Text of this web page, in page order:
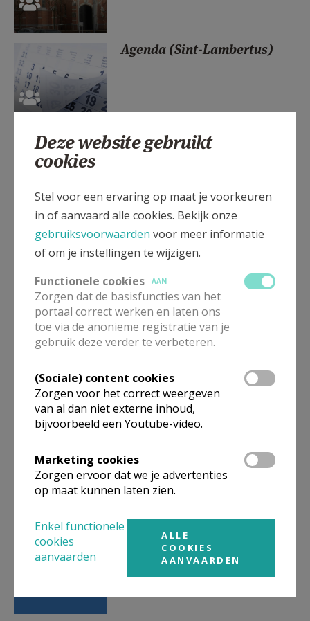
AANMELDEN OF REGISTREREN
Agenda (Sint-Lambertus)
Doopsel (Sint-Lambertus)
Eerste communie (Sint-
Lambertus)
Vormsel (Sint-Lambertus)
TV-mis van 12 april 2026
Deze website gebruikt
cookies
Stel voor een ervaring op maat je voorkeuren
in of aanvaard alle cookies. Bekijk onze
gebruiksvoorwaarden voor meer informatie
of om je instellingen te wijzigen.
Functionele cookies
AAN
Zorgen dat de basisfuncties van het
portaal correct werken en laten ons
toe via de anonieme registratie van je
gebruik deze verder te verbeteren.
(Sociale) content cookies
Zorgen voor het correct weergeven
van al dan niet externe inhoud,
bijvoorbeeld een Youtube-video.
Marketing cookies
Zorgen ervoor dat we je advertenties
op maat kunnen laten zien.
Enkel functionele
cookies
aanvaarden
ALLE
COOKIES
AANVAARDEN